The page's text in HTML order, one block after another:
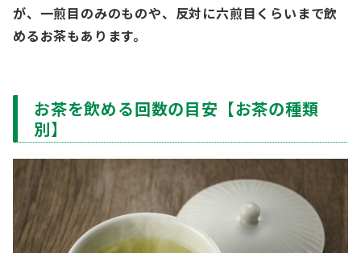
が、一煎目のみのものや、反対に六煎目くらいまで飲
めるお茶もあります。
お茶を飲める回数の目安【お茶の種類
別】